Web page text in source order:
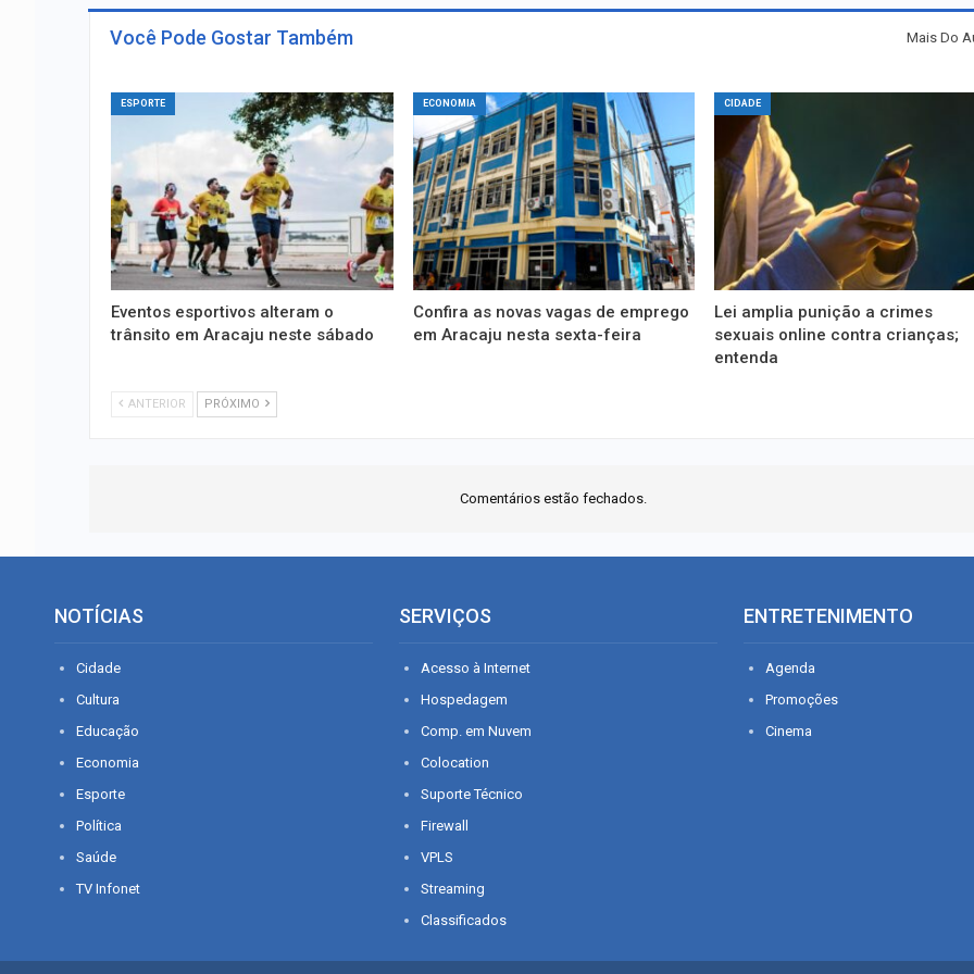
Você Pode Gostar Também Mais Do
ESPORTE
Eventos esportivos alteram o
trânsito em Aracaju neste sábado
ECONOMIA
Confira as novas vagas de emprego
em Aracaju nesta sexta-feira
CIDADE
Lei amplia punição a crimes
sexuais online contra crianças;
entenda
ANTERIOR PRÓXIMO
Comentários estão fechados.
NOTÍCIAS
Cidade
Cultura
Educação
Economia
Esporte
Política
Saúde
TV Infonet
SERVIÇOS
Acesso à Internet
Hospedagem
Comp. em Nuvem
Colocation
Suporte Técnico
Firewall
VPLS
Streaming
Classificados
ENTRETENIMENTO
Agenda
Promoções
Cinema